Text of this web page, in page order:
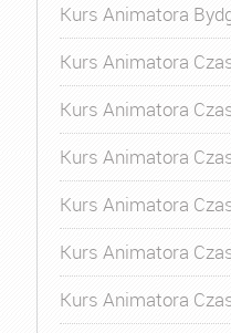
Kurs Animatora
Kurs Animatora
Kurs Animatora
Kurs Animatora
Kurs Animatora
Kurs Animatora
Kurs Animatora